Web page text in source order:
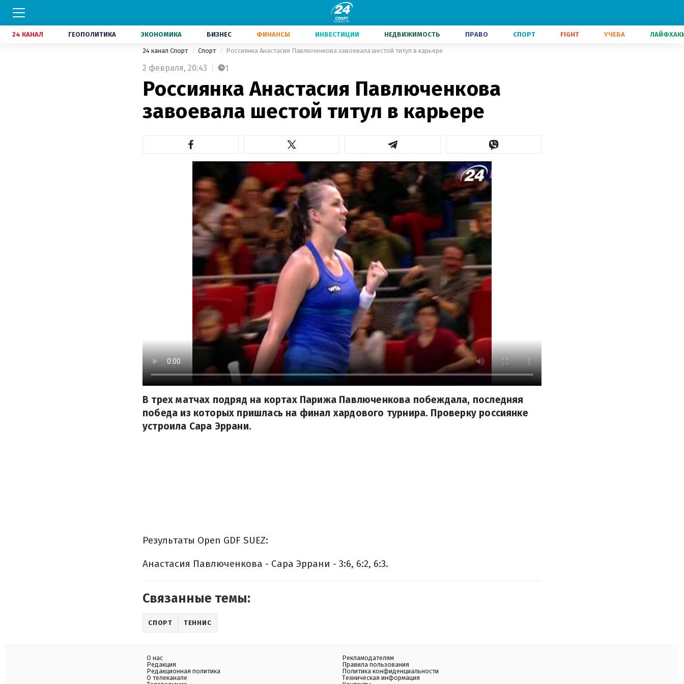
24 КАНАЛ ГЕОПОЛИТИКА ЭКОНОМИКА БИЗНЕС ФИНАНСЫ ИНВЕСТИЦИИ НЕДВИЖИМОСТЬ ПРАВО СПОРТ FIGHT УЧЕБА
24 канал Спорт Спорт Россиянка Анастасия Павлюченкова завоевала шестой титул в карьере
2 февраля, 20:43 1
Россиянка Анастасия Павлюченкова
завоевала шестой титул в карьере
В трех матчах подряд на кортах Парижа Павлюченкова побеждала, последняя
победа из которых пришлась на финал хардового турнира. Проверку россиянке
устроила Сара Эррани.
Результаты Open GDF SUEZ:
Анастасия Павлюченкова - Сара Эррани - 3:6, 6:2, 6:3.
Связанные темы:
СПОРТ ТЕННИС
О нас
Редакция
Редакционная политика
О телеканале
Рекламодателям
Правила пользования
Политика конфиденциальности
Техническая информация